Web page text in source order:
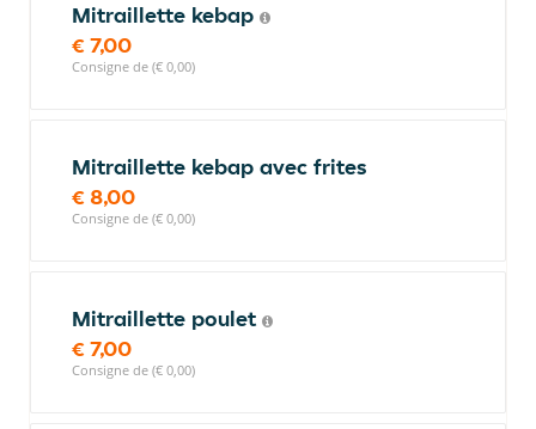
Mitraillette kebap
€ 7,00
Consigne de (€ 0,00)
Mitraillette kebap avec frites
€ 8,00
Consigne de (€ 0,00)
Mitraillette poulet
€ 7,00
Consigne de (€ 0,00)